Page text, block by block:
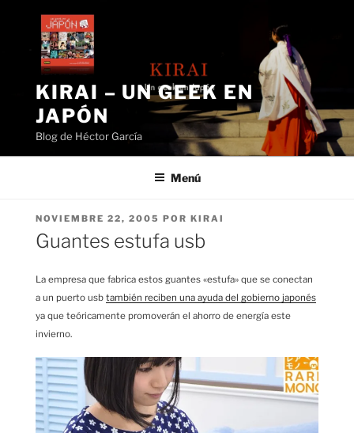
contenido
KIRAI – UN GEEK EN
JAPÓN
Blog de Héctor García
Menú
PUBLICADO
EL
NOVIEMBRE 22, 2005 POR KIRAI
Guantes estufa usb
La empresa que fabrica estos guantes «estufa» que se conectan
a un puerto usb también reciben una ayuda del gobierno japonés
ya que teóricamente promoverán el ahorro de energía este
invierno.